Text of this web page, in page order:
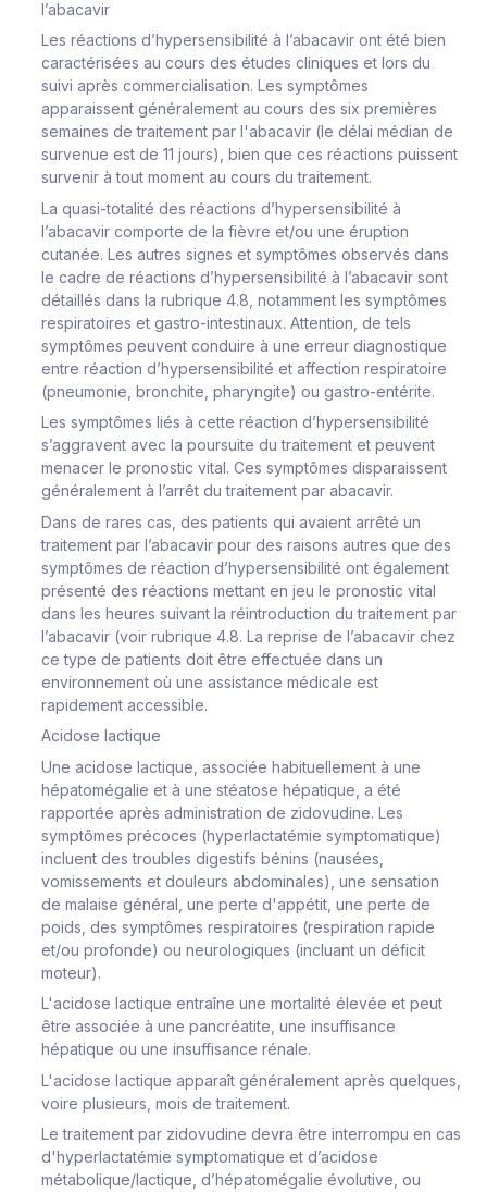
l’abacavir
Les réactions d’hypersensibilité à l’abacavir ont été bien
caractérisées au cours des études cliniques et lors du
suivi après commercialisation. Les symptômes
apparaissent généralement au cours des six premières
semaines de traitement par l'abacavir (le délai médian de
survenue est de 11 jours), bien que ces réactions puissent
survenir à tout moment au cours du traitement.
La quasi-totalité des réactions d’hypersensibilité à
l’abacavir comporte de la fièvre et/ou une éruption
cutanée. Les autres signes et symptômes observés dans
le cadre de réactions d’hypersensibilité à l’abacavir sont
détaillés dans la rubrique 4.8, notamment les symptômes
respiratoires et gastro-intestinaux. Attention, de tels
symptômes peuvent conduire à une erreur diagnostique
entre réaction d’hypersensibilité et affection respiratoire
(pneumonie, bronchite, pharyngite) ou gastro-entérite.
Les symptômes liés à cette réaction d’hypersensibilité
s’aggravent avec la poursuite du traitement et peuvent
menacer le pronostic vital. Ces symptômes disparaissent
généralement à l’arrêt du traitement par abacavir.
Dans de rares cas, des patients qui avaient arrêté un
traitement par l’abacavir pour des raisons autres que des
symptômes de réaction d’hypersensibilité ont également
présenté des réactions mettant en jeu le pronostic vital
dans les heures suivant la réintroduction du traitement par
l’abacavir (voir rubrique 4.8. La reprise de l’abacavir chez
ce type de patients doit être effectuée dans un
environnement où une assistance médicale est
rapidement accessible.
Acidose lactique
Une acidose lactique, associée habituellement à une
hépatomégalie et à une stéatose hépatique, a été
rapportée après administration de zidovudine. Les
symptômes précoces (hyperlactatémie symptomatique)
incluent des troubles digestifs bénins (nausées,
vomissements et douleurs abdominales), une sensation
de malaise général, une perte d'appétit, une perte de
poids, des symptômes respiratoires (respiration rapide
et/ou profonde) ou neurologiques (incluant un déficit
moteur).
L'acidose lactique entraîne une mortalité élevée et peut
être associée à une pancréatite, une insuffisance
hépatique ou une insuffisance rénale.
L'acidose lactique apparaît généralement après quelques,
voire plusieurs, mois de traitement.
Le traitement par zidovudine devra être interrompu en cas
d'hyperlactatémie symptomatique et d’acidose
métabolique/lactique, d’hépatomégalie évolutive, ou